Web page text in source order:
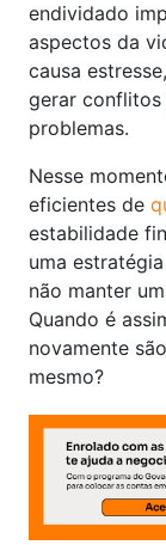
endividado
aspectos da
causa
gerar conflitos
problemas.
Nesse
eficientes de
estabilidade
uma
não manter
Quando é
novamente
mesmo?